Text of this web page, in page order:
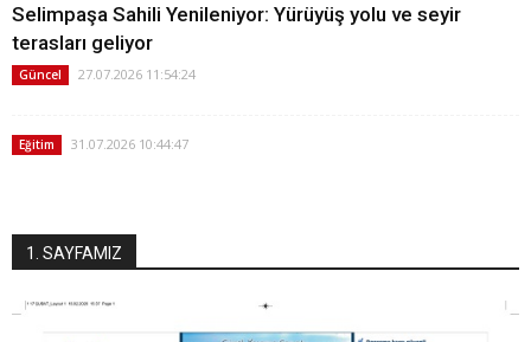
Selimpaşa Sahili Yenileniyor: Yürüyüş yolu ve seyir
terasları geliyor
Güncel 27.07.2026 11:54:24
Eğitim 31.07.2026 10:44:47
1. SAYFAMIZ